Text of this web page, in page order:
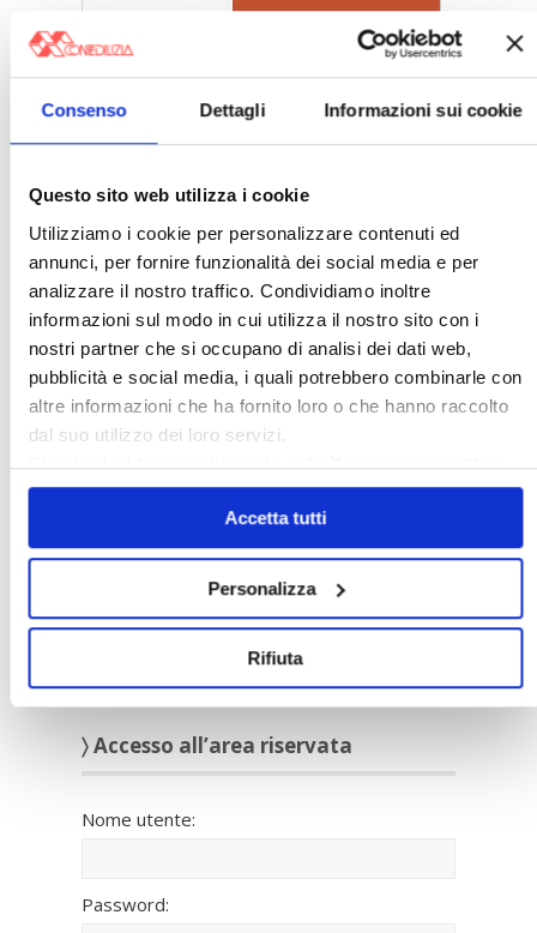
Consenso Dettagli Informazioni sui cookie
Questo sito web utilizza i cookie
Utilizziamo i cookie per personalizzare contenuti ed
annunci, per fornire funzionalità dei social media e per
analizzare il nostro traffico. Condividiamo inoltre
informazioni sul modo in cui utilizza il nostro sito con i
nostri partner che si occupano di analisi dei dati web,
pubblicità e social media, i quali potrebbero combinarle con
altre informazioni che ha fornito loro o che hanno raccolto
dal suo utilizzo dei loro servizi.
Chiudendo il banner cliccando sullaXverranno accettati
solo i cookie necessari.
Accetta tutti
Personalizza
Rifiuta
〉 5 ragioni per aderire a Confedilizia
〉 Accesso all’area riservata
Nome utente:
Password: